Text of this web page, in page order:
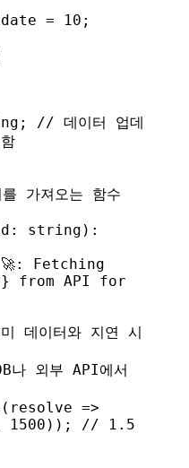
= 10 ;
; // 데이터 업데
가져오는 함수
: string
Fetching
}
from API for
( resolve =>
1500 )); // 1.5